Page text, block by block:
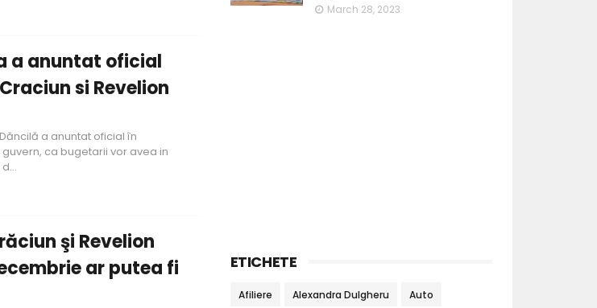
a anuntat oficial
si Revelion
a anuntat oficial în
ca bugetarii vor avea in
şi Revelion
ar putea fi
March 28, 2023
ETICHETE
Afiliere Alexandra Dulgheru Auto